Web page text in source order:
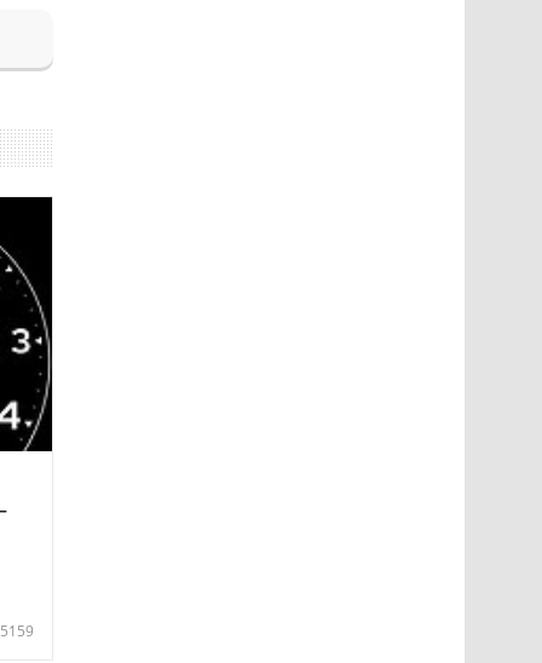
5159